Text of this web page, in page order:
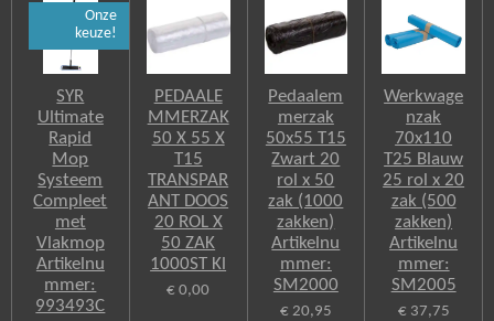
Onze
keuze!
SYR
Ultimate
Rapid
Mop
Systeem
Compleet
met
Vlakmop
Artikelnu
mmer:
993493C
PEDAALE
MMERZAK
50 X 55 X
T15
TRANSPAR
ANT DOOS
20 ROL X
50 ZAK
1000ST Kl
€ 0,00
Pedaalem
merzak
50x55 T15
Zwart 20
rol x 50
zak (1000
zakken)
Artikelnu
mmer:
SM2000
€ 20,95
Werkwage
nzak
70x110
T25 Blauw
25 rol x 20
zak (500
zakken)
Artikelnu
mmer:
SM2005
€ 37,75